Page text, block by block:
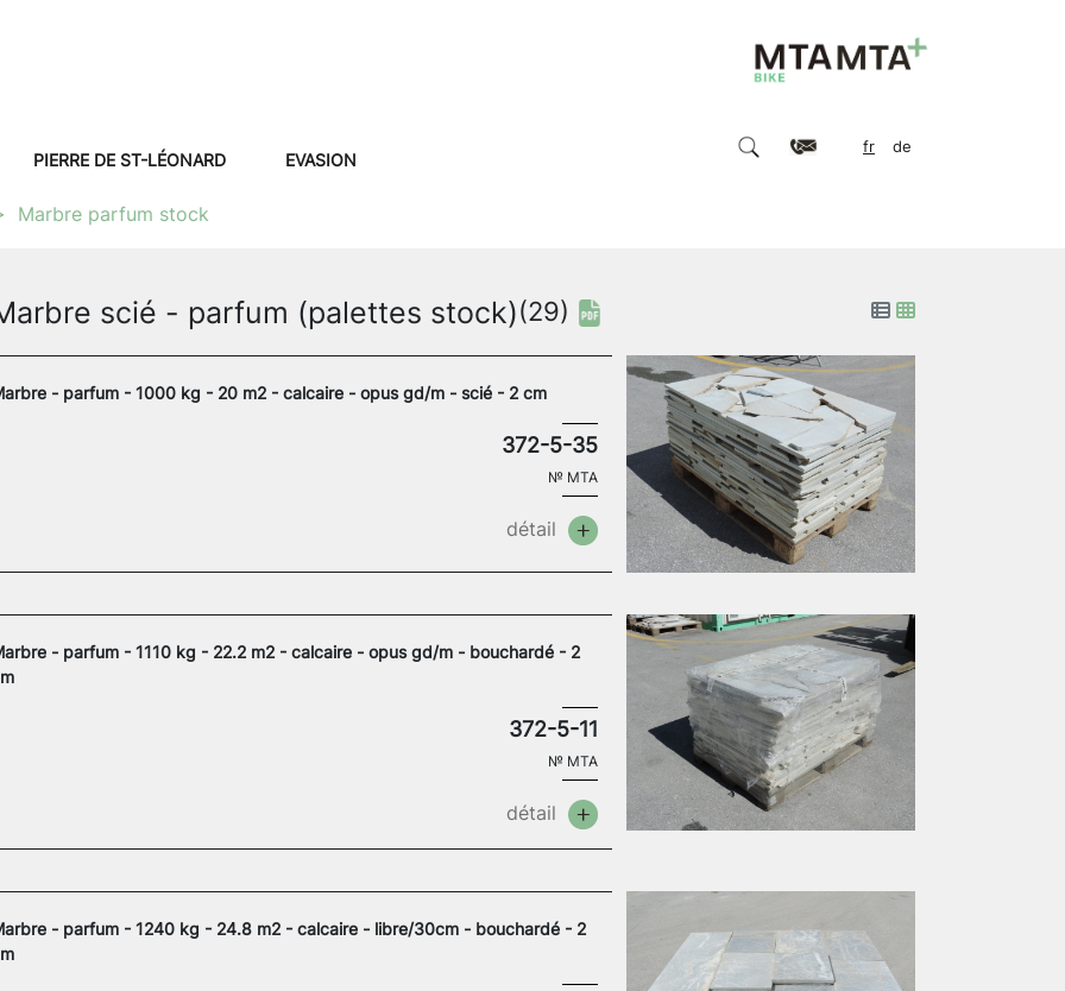
PIERRE DE ST-LÉONARD EVASION
fr de
Marbre parfum stock
scié - parfum (palettes stock)(29)
- parfum - 1000 kg - 20 m2 - calcaire - opus gd/m - scié - 2 cm
372-5-35
№ MTA
détail
- parfum - 1110 kg - 22.2 m2 - calcaire - opus gd/m - bouchardé - 2
372-5-11
№ MTA
détail
- parfum - 1240 kg - 24.8 m2 - calcaire - libre/30cm - bouchardé - 2